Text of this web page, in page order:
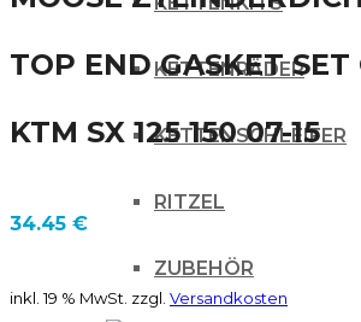
KETTENRÄDER
KETTENSCHLEIFER
RITZEL
ZUBEHÖR
TOP END GASKET SET
KTM SX 125 150 07-15
34.45 €
inkl. 19 % MwSt. zzgl. Versandkosten